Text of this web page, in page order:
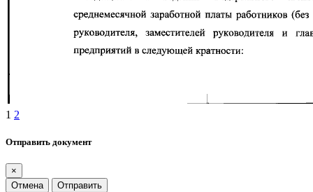
1 2
Отправить документ
×
Отмена
Отправить